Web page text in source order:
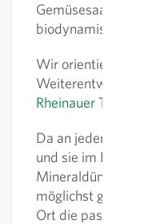
Gemüsesaatgut aus
biodynamischem
Wir orientieren uns
Weiterentwicklung
Rheinauer Thesen I
Da an jedem Ort die
und sie im
Mineraldünger
möglichst grosse
Ort die passende